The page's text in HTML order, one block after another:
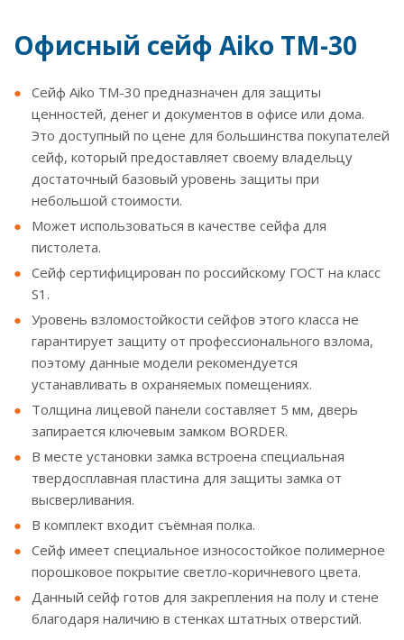
Офисный сейф Aiko TM-30
Сейф Aiko TM-30 предназначен для защиты
ценностей, денег и документов в офисе или дома.
Это доступный по цене для большинства покупателей
сейф, который предоставляет своему владельцу
достаточный базовый уровень защиты при
небольшой стоимости.
Может использоваться в качестве сейфа для
пистолета.
Сейф сертифицирован по российскому ГОСТ на класс
S1.
Уровень взломостойкости сейфов этого класса не
гарантирует защиту от профессионального взлома,
поэтому данные модели рекомендуется
устанавливать в охраняемых помещениях.
Толщина лицевой панели составляет 5 мм, дверь
запирается ключевым замком BORDER.
В месте установки замка встроена специальная
твердосплавная пластина для защиты замка от
высверливания.
В комплект входит съёмная полка.
Сейф имеет специальное износостойкое полимерное
порошковое покрытие светло-коричневого цвета.
Данный сейф готов для закрепления на полу и стене
благодаря наличию в стенках штатных отверстий.